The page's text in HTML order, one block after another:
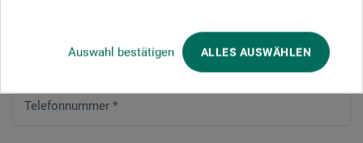
Auswahl bestätigen ALLES AUSWÄHLEN
Telefonnummer *